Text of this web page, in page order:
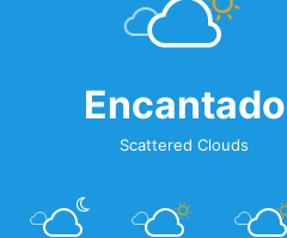
Encantado
Scattered Clouds